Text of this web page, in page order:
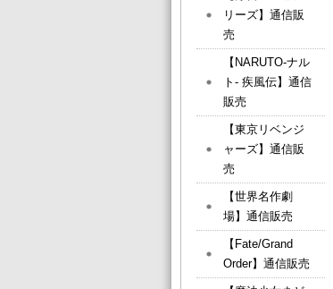
リーズ】通信販
売
【NARUTO-ナル
ト- 疾風伝】通信
販売
【東京リベンジ
ャーズ】通信販
売
【世界名作劇
場】通信販売
【Fate/Grand
Order】通信販売